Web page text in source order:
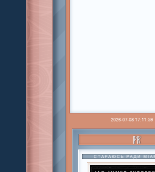
2026-07-08 17:11:59
PR
СТАРАЮСЬ РАДИ